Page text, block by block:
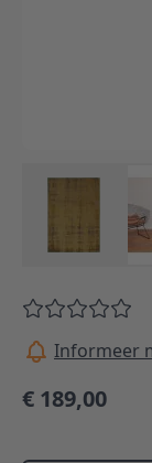
Informeer
€ 189,00